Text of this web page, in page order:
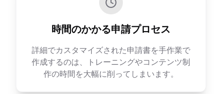
時間のかかる申請プロセス
詳細でカスタマイズされた申請書を手作業で
作成するのは、トレーニングやコンテンツ制
作の時間を大幅に削ってしまいます。